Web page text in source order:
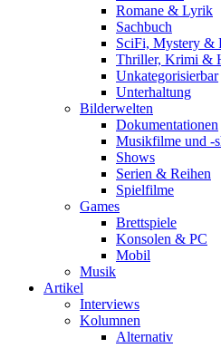
Romane & Lyrik
Sachbuch
SciFi, Mystery &
Thriller, Krimi &
Unkategorisierbar
Unterhaltung
Bilderwelten
Dokumentationen
Musikfilme und -
Shows
Serien & Reihen
Spielfilme
Games
Brettspiele
Konsolen & PC
Mobil
Musik
Artikel
Interviews
Kolumnen
Alternativ